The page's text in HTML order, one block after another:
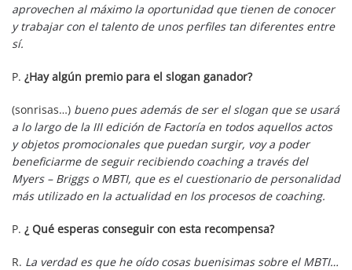
aprovechen al máximo la oportunidad que tienen de conocer
y trabajar con el talento de unos perfiles tan diferentes entre
sí.
P. ¿Hay algún premio para el slogan ganador?
(sonrisas…) bueno pues además de ser el slogan que se usará
a lo largo de la III edición de Factoría en todos aquellos actos
y objetos promocionales que puedan surgir, voy a poder
beneficiarme de seguir recibiendo coaching a través del
Myers – Briggs o MBTI, que es el cuestionario de personalidad
más utilizado en la actualidad en los procesos de coaching.
P. ¿ Qué esperas conseguir con esta recompensa?
R. La verdad es que he oído cosas buenisimas sobre el MBTI…